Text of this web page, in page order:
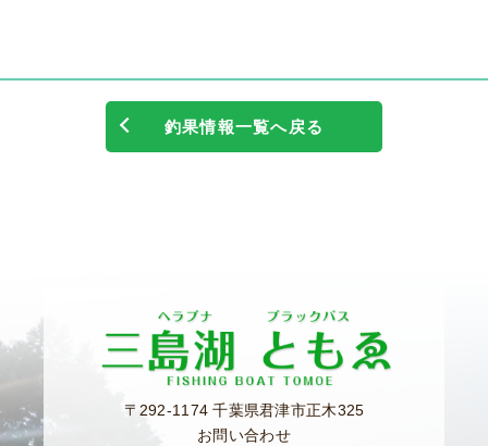
釣果情報一覧へ戻る
〒292-1174 千葉県君津市正木325
お問い合わせ